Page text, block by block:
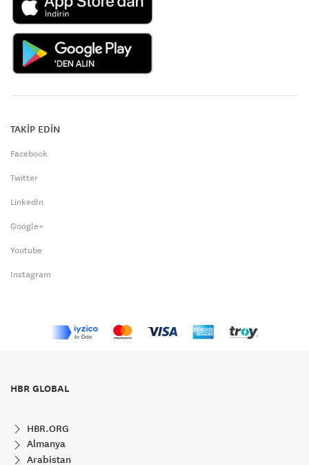
TAKİP EDİN
Facebook
Twitter
LinkedIn
Google+
Youtube
Instagram
HBR GLOBAL
HBR.ORG
Almanya
Arabistan